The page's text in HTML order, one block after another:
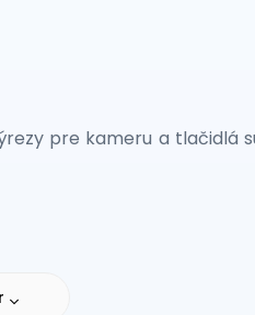
pre kameru a tlačidlá